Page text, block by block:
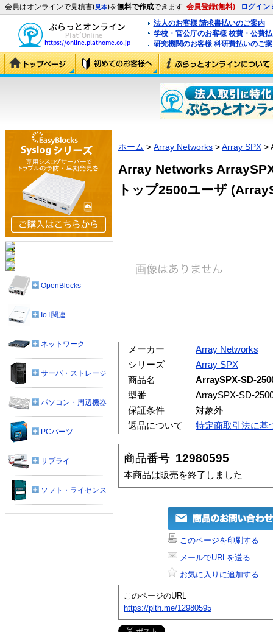
会員はオンラインで見積書(見本)を無料で作成できます 会員登録(無料) ログイン
法人のお客様 請求書払いのご案内
学校・官公庁のお客様 校費・公費
研究機関のお客様 科研費払いのご
ホーム > Array Networks >Array SPX >
Array Networks
トップ2500ユーザ
メーカー
Array Networks
シリーズ
Array SPX
商品名
ArraySPX-SD-
型番
ArraySPX-SD-
保証条件
対象外
返品について
特定商取引法に基
商品番号 12980595
本商品は販売を終了しました
このページを印刷する
メールでURLを送る
お気に入りに追加する
このページのURL
https://plth.me/12980595
OpenBlocks
IoT関連
ネットワーク
サーバ・ストレージ
パソコン・周辺機器
PCパーツ
サプライ
ソフト・ライセンス